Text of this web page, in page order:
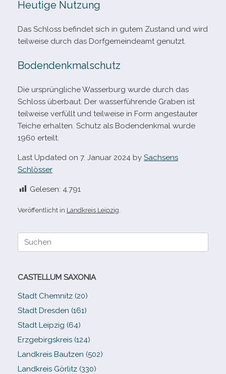
Heutige Nutzung
Das Schloss befin­det sich in gutem Zustand und wird
teil­weise durch das Dorfgemeindeamt genutzt.
Bodendenkmalschutz
Die ursprüng­li­che Wasserburg wurde durch das
Schloss über­baut. Der was­ser­füh­rende Graben ist
teil­weise ver­füllt und teil­weise in Form ange­stau­ter
Teiche erhal­ten. Schutz als Bodendenkmal wurde
1960 erteilt.
Last Updated on 7. Januar 2024 by Sachsens
Schlösser
Gelesen: 4.791
Veröffentlicht in Landkreis Leipzig
Suche
CASTELLUM SAXONIA
Stadt Chemnitz (20)
Stadt Dresden (161)
Stadt Leipzig (64)
Erzgebirgskreis (124)
Landkreis Bautzen (502)
Landkreis Görlitz (330)